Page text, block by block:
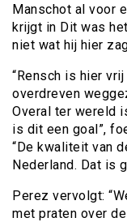
Manschot al voor
krijgt in Dit was
niet wat hij hier
“Rensch is hier
overdreven
Overal ter wereld
is dit een goal”,
“De kwaliteit van
Nederland. Dat is
Perez vervolgt:
met praten over